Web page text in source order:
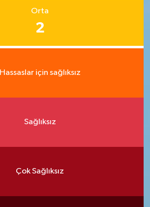
Orta
2
Hassaslar için sağlıksız
Sağlıksız
Çok Sağlıksız